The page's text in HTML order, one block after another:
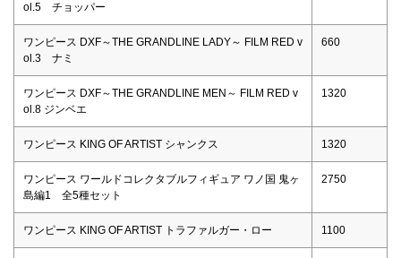
ol.5 チョッパー
ワンピース DXF～THE GRANDLINE LADY～ FILM RED v
ol.3 ナミ
660
ワンピース DXF～THE GRANDLINE MEN～ FILM RED v
ol.8 ジンベエ
1320
ワンピース KING OF ARTIST シャンクス 1320
ワンピース ワールドコレクタブルフィギュア ワノ国 鬼ヶ
島編1 全5種セット
2750
ワンピース KING OF ARTIST トラファルガー・ロー 1100